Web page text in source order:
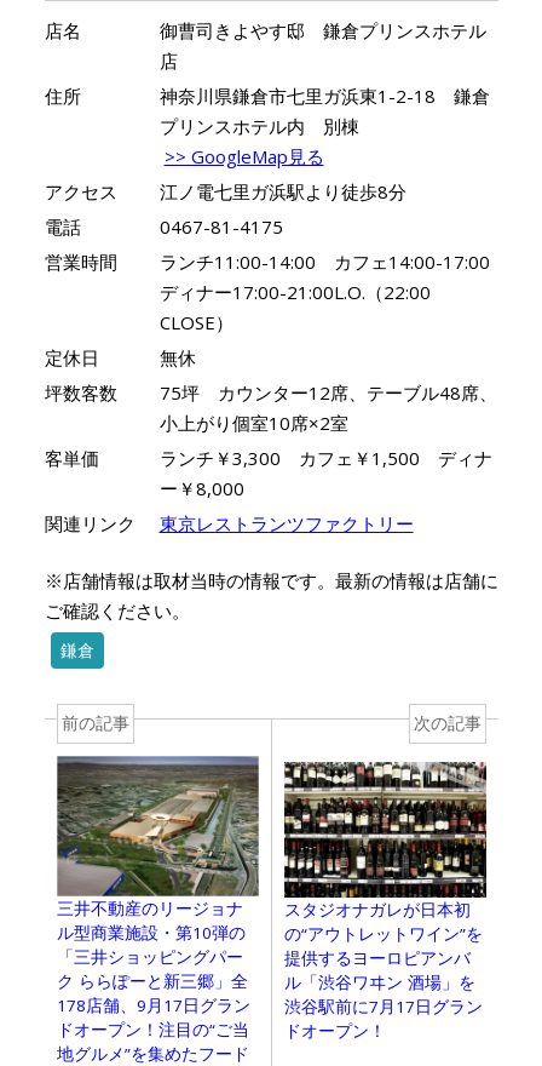
店名
御曹司きよやす邸 鎌倉プリンスホテル
店
住所
神奈川県鎌倉市七里ガ浜東1-2-18 鎌倉
プリンスホテル内 別棟
>> GoogleMap見る
アクセス
江ノ電七里ガ浜駅より徒歩8分
電話
0467-81-4175
営業時間
ランチ11:00-14:00 カフェ14:00-17:00
ディナー17:00-21:00L.O.（22:00
CLOSE）
定休日
無休
坪数客数
75坪 カウンター12席、テーブル48席、
小上がり個室10席×2室
客単価
ランチ￥3,300 カフェ￥1,500 ディナ
ー￥8,000
関連リンク
東京レストランツファクトリー
※店舗情報は取材当時の情報です。最新の情報は店舗に
ご確認ください。
鎌倉
前の記事
三井不動産のリージョナ
ル型商業施設・第10弾の
「三井ショッピングパー
ク ららぽーと新三郷」全
178店舗、9月17日グラン
ドオープン！注目の“ご当
地グルメ”を集めたフード
次の記事
スタジオナガレが日本初
の“アウトレットワイン”を
提供するヨーロピアンバ
ル「渋谷ワヰン 酒場」を
渋谷駅前に7月17日グラン
ドオープン！